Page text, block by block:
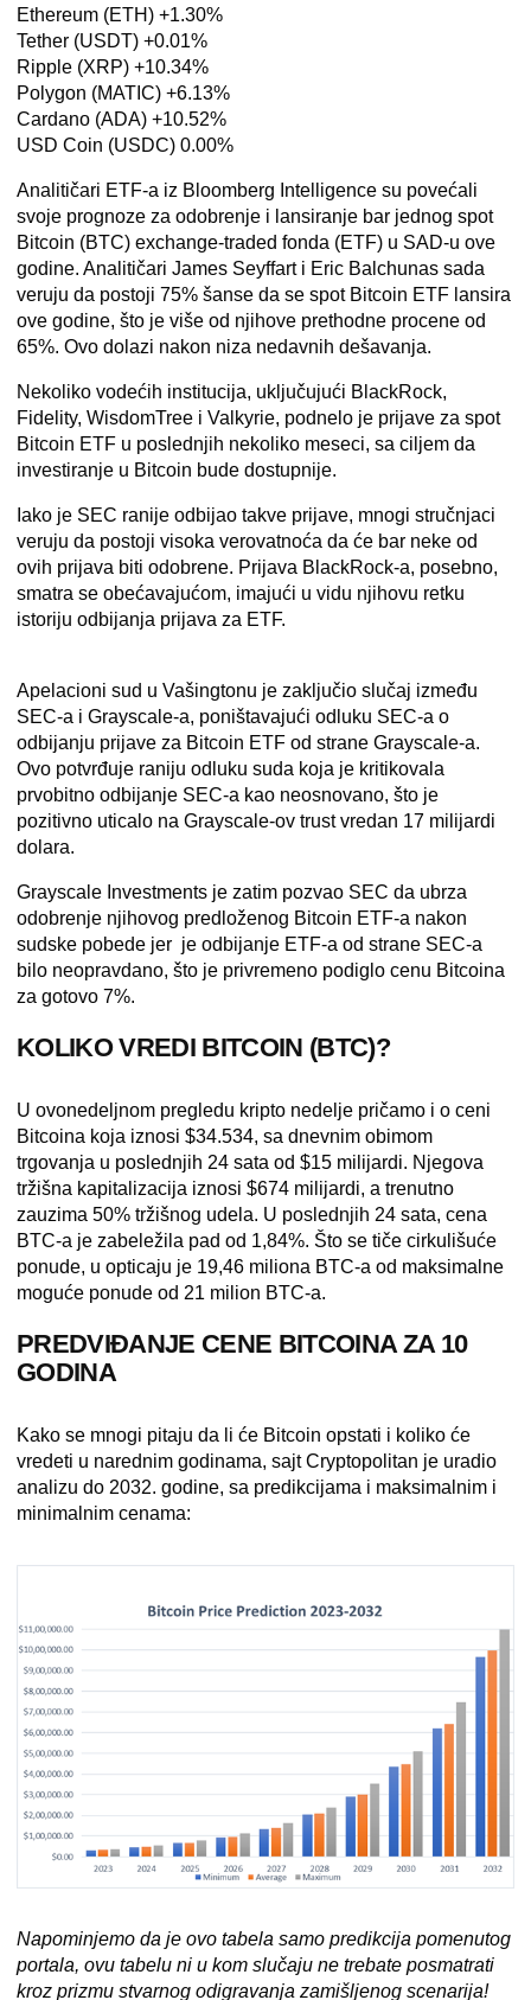
Ethereum (ETH) +1.30%
Tether (USDT) +0.01%
Ripple (XRP) +10.34%
Polygon (MATIC) +6.13%
Cardano (ADA) +10.52%
USD Coin (USDC) 0.00%
Analitičari ETF-a iz Bloomberg Intelligence su povećali
svoje prognoze za odobrenje i lansiranje bar jednog spot
Bitcoin (BTC) exchange-traded fonda (ETF) u SAD-u ove
godine. Analitičari James Seyffart i Eric Balchunas sada
veruju da postoji 75% šanse da se spot Bitcoin ETF lansira
ove godine, što je više od njihove prethodne procene od
65%. Ovo dolazi nakon niza nedavnih dešavanja.
Nekoliko vodećih institucija, uključujući BlackRock,
Fidelity, WisdomTree i Valkyrie, podnelo je prijave za spot
Bitcoin ETF u poslednjih nekoliko meseci, sa ciljem da
investiranje u Bitcoin bude dostupnije.
Iako je SEC ranije odbijao takve prijave, mnogi stručnjaci
veruju da postoji visoka verovatnoća da će bar neke od
ovih prijava biti odobrene. Prijava BlackRock-a, posebno,
smatra se obećavajućom, imajući u vidu njihovu retku
istoriju odbijanja prijava za ETF.
Apelacioni sud u Vašingtonu je zaključio slučaj između
SEC-a i Grayscale-a, poništavajući odluku SEC-a o
odbijanju prijave za Bitcoin ETF od strane Grayscale-a.
Ovo potvrđuje raniju odluku suda koja je kritikovala
prvobitno odbijanje SEC-a kao neosnovano, što je
pozitivno uticalo na Grayscale-ov trust vredan 17 milijardi
dolara.
Grayscale Investments je zatim pozvao SEC da ubrza
odobrenje njihovog predloženog Bitcoin ETF-a nakon
sudske pobede jer je odbijanje ETF-a od strane SEC-a
bilo neopravdano, što je privremeno podiglo cenu Bitcoina
za gotovo 7%.
KOLIKO VREDI BITCOIN (BTC)?
U ovonedeljnom pregledu kripto nedelje pričamo i o ceni
Bitcoina koja iznosi $34.534, sa dnevnim obimom
trgovanja u poslednjih 24 sata od $15 milijardi. Njegova
tržišna kapitalizacija iznosi $674 milijardi, a trenutno
zauzima 50% tržišnog udela. U poslednjih 24 sata, cena
BTC-a je zabeležila pad od 1,84%. Što se tiče cirkulišuće
ponude, u opticaju je 19,46 miliona BTC-a od maksimalne
moguće ponude od 21 milion BTC-a.
PREDVIĐANJE CENE BITCOINA ZA 10
GODINA
Kako se mnogi pitaju da li će Bitcoin opstati i koliko će
vredeti u narednim godinama, sajtCryptopolitan je uradio
analizu do 2032. godine, sa predikcijama i maksimalnim i
minimalnim cenama:
Napominjemo da je ovo tabela samo predikcija pomenutog
portala, ovu tabelu ni u kom slučaju ne trebate posmatrati
kroz prizmu stvarnog odigravanja zamišljenog scenarija!